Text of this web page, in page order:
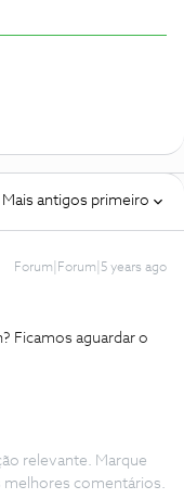
Mais antigos primeiro
Forum|Forum|5 years ago
Ficamos aguardar o
relevante. Marque
melhores comentários.